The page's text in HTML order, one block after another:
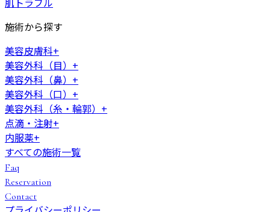
施術から探す
美容皮膚科+
美容外科（目） +
美容外科（鼻） +
美容外科（口） +
美容外科（糸・輪郭） +
点滴・注射+
内服薬+
すべての施術一覧
Faq
Reservation
Contact